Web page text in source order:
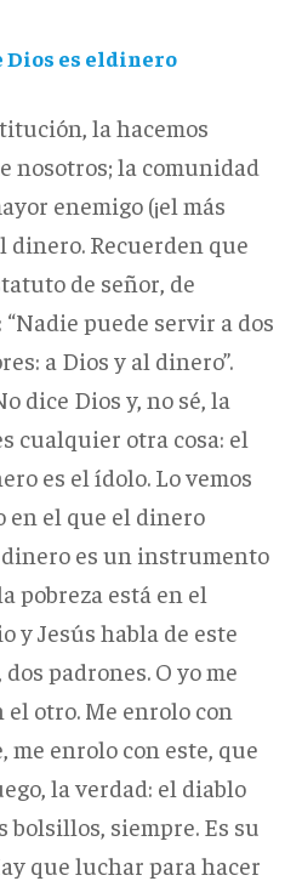
Dios es eldinero
la hacemos
nosotros; la comunidad
enemigo (¡el más
dinero. Recuerden que
de señor, de
puede servir a dos
a Dios y al dinero”.
dice Dios y, no sé, la
cualquier otra cosa: el
es el ídolo. Lo vemos
en el que el dinero
es un instrumento
pobreza está en el
y Jesús habla de este
padrones. O yo me
el otro. Me enrolo con
me enrolo con este, que
la verdad: el diablo
siempre. Es su
que luchar para hacer